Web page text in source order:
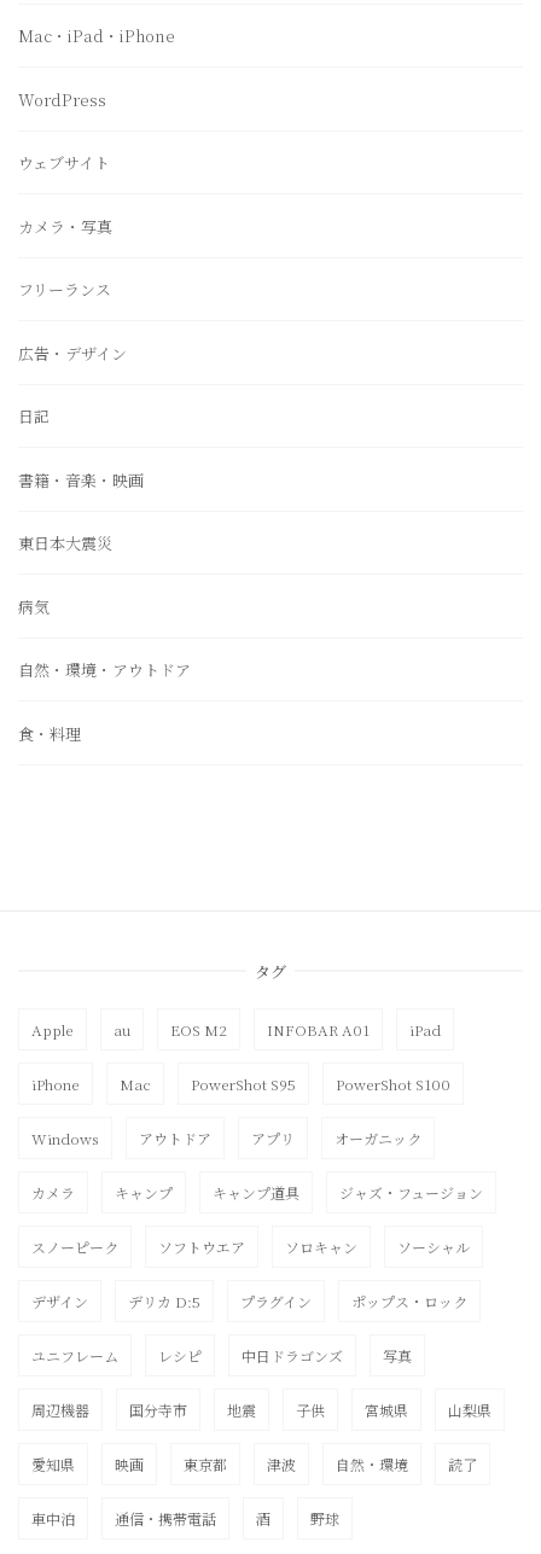
Mac・iPad・iPhone
WordPress
ウェブサイト
カメラ・写真
フリーランス
広告・デザイン
日記
書籍・音楽・映画
東日本大震災
病気
自然・環境・アウトドア
食・料理
タグ
Apple au EOS M2 INFOBAR A01 iPad
iPhone Mac PowerShot S95 PowerShot S100
Windows アウトドア アプリ オーガニック
カメラ キャンプ キャンプ道具 ジャズ・フュージョン
スノーピーク ソフトウエア ソロキャン ソーシャル
デザイン デリカ D:5 プラグイン ポップス・ロック
ユニフレーム レシピ 中日ドラゴンズ 写真
周辺機器 国分寺市 地震 子供 宮城県 山梨県
愛知県 映画 東京都 津波 自然・環境 読了
車中泊 通信・携帯電話 酒 野球